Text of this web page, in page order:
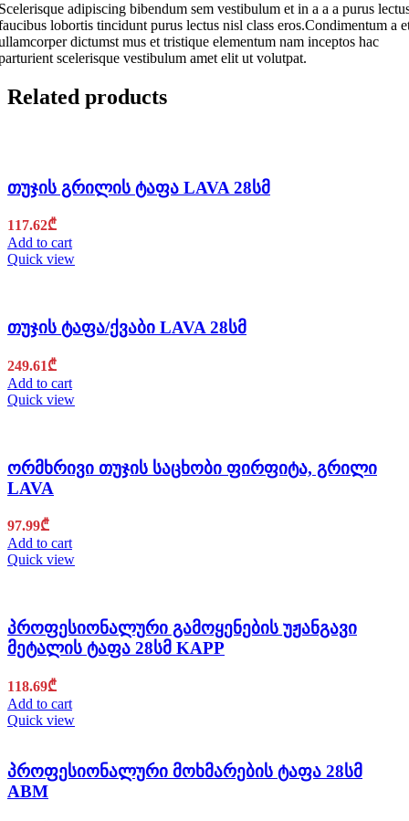
adipiscing bibendum sem vestibulum et in a a a purus
lobortis tincidunt purus lectus nisl class eros.Condimentum a
dictumst mus et tristique elementum nam inceptos hac
scelerisque vestibulum amet elit ut volutpat.
Related products
თუჯის გრილის ტაფა LAVA 28სმ
117.62₾
Add to cart
Quick view
თუჯის ტაფა/ქვაბი LAVA 28სმ
249.61₾
Add to cart
Quick view
ორმხრივი თუჯის საცხობი ფირფიტა, გრილი
LAVA
97.99₾
Add to cart
Quick view
პროფესიონალური გამოყენების უჟანგავი
მეტალის ტაფა 28სმ KAPP
118.69₾
Add to cart
Quick view
პროფესიონალური მოხმარების ტაფა 28სმ
ABM